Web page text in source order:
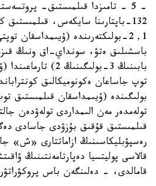
1, 2-بولىكتەرىندە (ۇيىمداسقان
بابىنىڭ 3-بولىگىنىڭ
بولىگىندە (ۇيىمداسقان قىلمىستىق
تولەمدەر مەن الىمداردى تولەۋدەن
قىلمىستىق قۇقىق بۇزۋدى جاسادى
رەسپۋبليكاسىنىڭ ازاماتتارى «ش»
قالاسى پوليتسيا دەپارتامەنتىنىڭ
قامالدى، - دەلىنگەن باس پروكۋراتۋرا